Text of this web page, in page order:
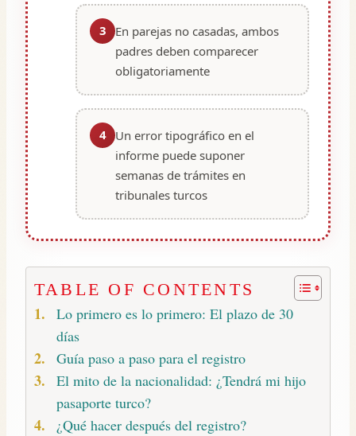
3
En parejas no casadas, ambos
padres deben comparecer
obligatoriamente
4
Un error tipográfico en el
informe puede suponer
semanas de trámites en
tribunales turcos
TABLE OF CONTENTS
Lo primero es lo primero: El plazo de 30
días
Guía paso a paso para el registro
El mito de la nacionalidad: ¿Tendrá mi hijo
pasaporte turco?
¿Qué hacer después del registro?